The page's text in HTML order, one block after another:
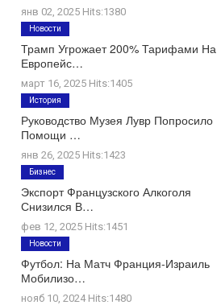
янв 02, 2025 Hits:1380
Трамп Угрожает 200% Тарифами На
Европейс…
март 16, 2025 Hits:1405
Новости
Руководство Музея Лувр Попросило
Помощи …
янв 26, 2025 Hits:1423
История
Экспорт Французского Алкоголя
Снизился В…
фев 12, 2025 Hits:1451
Бизнес
Футбол: На Матч Франция-Израиль
Мобилизо…
нояб 10, 2024 Hits:1480
Новости